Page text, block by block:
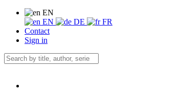
EN
EN
DE
FR
Contact
Sign in